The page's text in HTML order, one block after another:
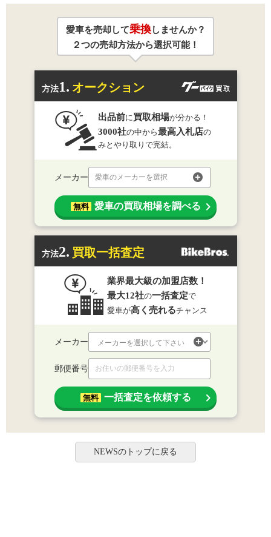
愛車を売却して乗換しませんか？
２つの売却方法から選択可能！
方法1. オークション
出品前に買取相場が分かる！
3000社の中から最高入札店の
みとやり取りで完結。
メーカー 愛車のメーカーを選択
無料 愛車の買取相場を調べる
方法2. 買取一括査定
業界最大級の加盟店数！
最大12社の一括査定で
愛車が高く売れるチャンス
メーカー
郵便番号
無料 一括査定を依頼する
NEWSのトップに戻る